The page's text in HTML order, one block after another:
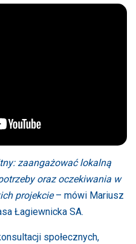
zaangażować lokalną
oraz oczekiwania w
projekcie– mówi Mariusz
Łagiewnicka SA.
społecznych,